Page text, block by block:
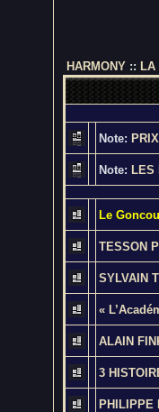
HARMONY :: LA
Note:
Note: LES
Le
TESSON
SYLVAIN
«
ALAIN
3
PHILIPPE